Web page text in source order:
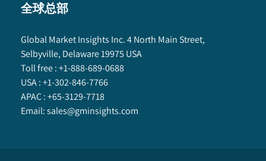
全球总部
Global Market Insights Inc. 4 North Main Street,
Selbyville, Delaware 19975 USA
Toll free :+1-888-689-0688
USA :+1-302-846-7766
APAC :+65-3129-7718
Email:sales@gminsights.com